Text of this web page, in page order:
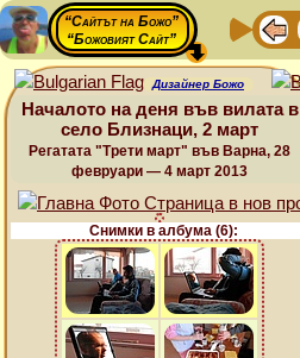
“Сайтът на Божо”
“Божовият Сайт”
Дизайнер Божо
Началото на деня във вилата в
село Близнаци, 2 март
Регатата "Трети март" във Варна, 28
февруари — 4 март 2013
Снимки в албума (6):